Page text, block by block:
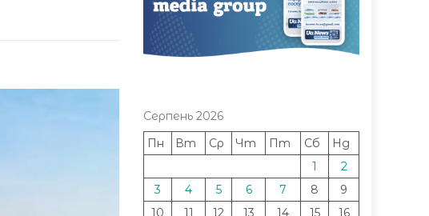
Серпень 2026
Пн
Вт Ср Чт Пт Сб
Нд
1
2
3
4 5 6 7 8
9
10
11 12 13 14 15
16